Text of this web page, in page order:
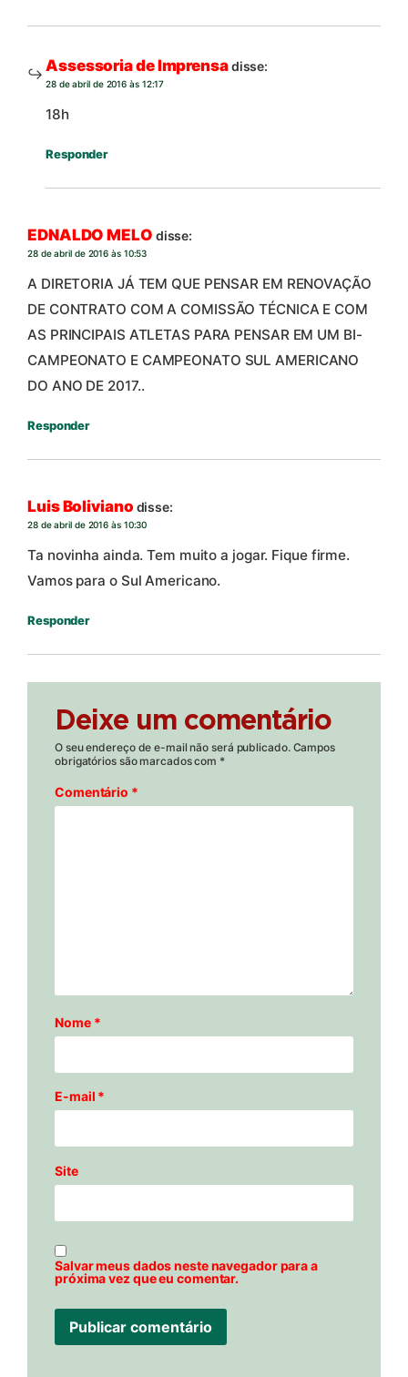
Assessoria de Imprensadisse:
28 de abril de 2016 às 12:17
18h
Responder
EDNALDO MELO disse:
28 de abril de 2016 às 10:53
A DIRETORIA JÁ TEM QUE PENSAR EM RENOVAÇÃO
DE CONTRATO COM A COMISSÃO TÉCNICA E COM
AS PRINCIPAIS ATLETAS PARA PENSAR EM UM BI-
CAMPEONATO E CAMPEONATO SUL AMERICANO
DO ANO DE 2017..
Responder
Luis Boliviano disse:
28 de abril de 2016 às 10:30
Ta novinha ainda. Tem muito a jogar. Fique firme.
Vamos para o Sul Americano.
Responder
Deixe um comentário
O seu endereço de e-mail não será publicado. Campos
obrigatórios são marcados com *
Comentário *
Nome *
E-mail *
Site
Salvar meus dados neste navegador para a
próxima vez que eu comentar.